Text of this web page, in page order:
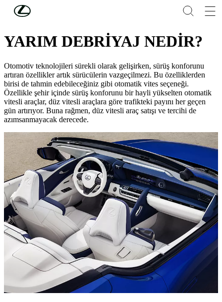
Skip to Main Content
LEXUS'U KEŞFEDİN
YARIM DEBRİYAJ NEDİR?
Otomotiv teknolojileri sürekli olarak gelişirken, sürüş konforunu
artıran özellikler artık sürücülerin vazgeçilmezi. Bu özelliklerden
birisi de tahmin edebileceğiniz gibi otomatik vites seçeneği.
Özellikle şehir içinde sürüş konforunu bir hayli yükselten otomatik
vitesli araçlar, düz vitesli araçlara göre trafikteki payını her geçen
gün artırıyor. Buna rağmen, düz vitesli araç satışı ve tercihi de
azımsanmayacak derecede.